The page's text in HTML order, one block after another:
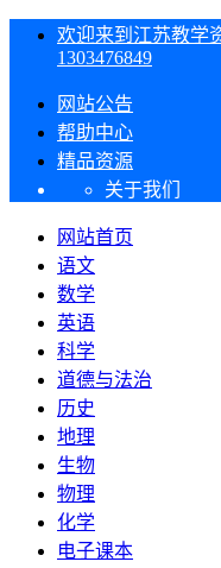
欢迎来到江苏教学
1303476849
网站公告
帮助中心
精品资源
关于我们
网站首页
语文
数学
英语
科学
道德与法治
历史
地理
生物
物理
化学
电子课本